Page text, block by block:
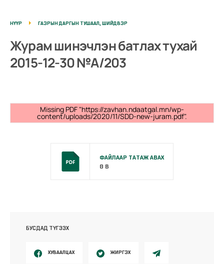
НҮҮР ГАЗРЫН ДАРГЫН ТУШААЛ, ШИЙДВЭР
Журам шинэчлэн батлах тухай
2015-12-30 №А/203
Missing PDF "https://zavhan.ndaatgal.mn/wp-
content/uploads/2020/11/SDD-new-juram.pdf".
ФАЙЛААР ТАТАЖ АВАХ
0 B
БУСДАД ТҮГЭЭХ
ХУВААЛЦАХ ЖИРГЭХ